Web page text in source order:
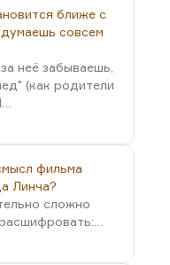
конечно, её
ближе с
совсем
неё забываешь,
(как родители
фильма
Линча?
сложно